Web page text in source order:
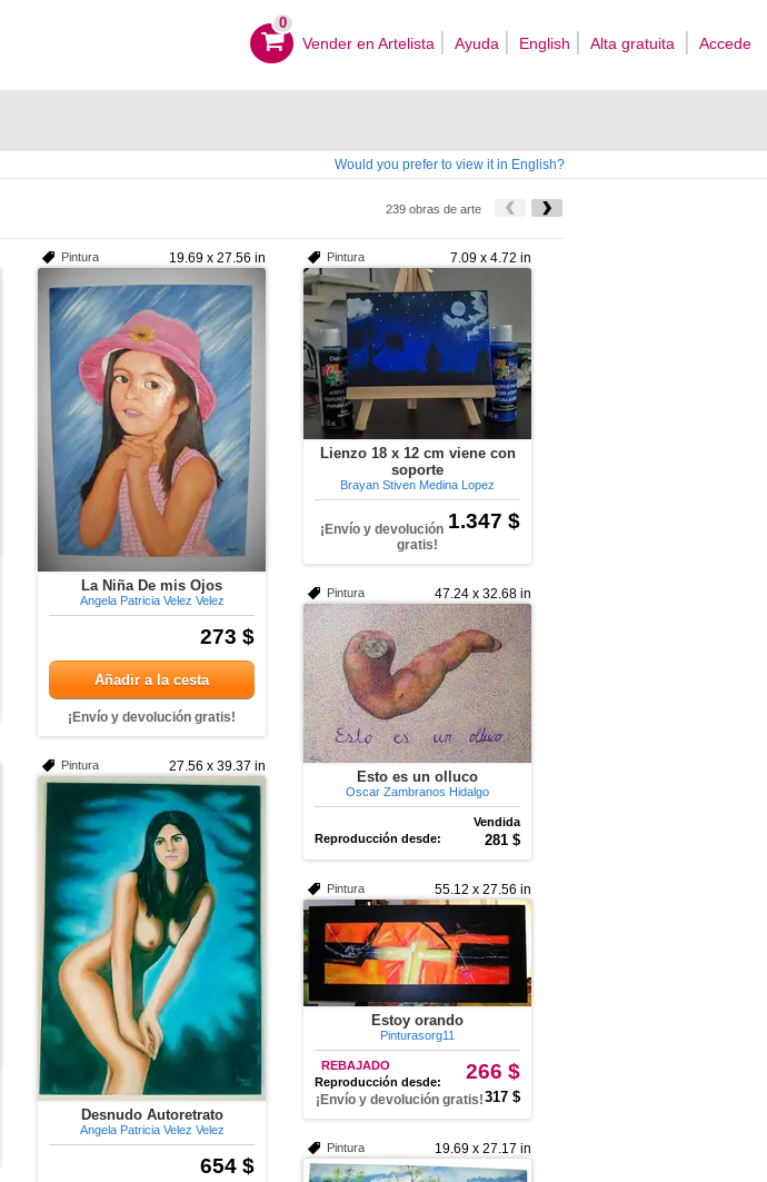
0
Vender en Artelista Ayuda English Alta gratuita Accede
Would you prefer to view it in English?
239 obras de arte
19.69 x 27.56 in
Pintura
La Niña De mis Ojos
Angela Patricia Velez Velez
273 $
Añadir a la cesta
¡Envío y devolución gratis!
7.09 x 4.72 in
Pintura
Lienzo 18 x 12 cm viene con
soporte
Brayan Stiven Medina Lopez
1.347 $
¡Envío y devolución
gratis!
47.24 x 32.68 in
Pintura
Esto es un olluco
Oscar Zambranos Hidalgo
Vendida
Reproducción desde:
281 $
27.56 x 39.37 in
Pintura
Desnudo Autoretrato
Angela Patricia Velez Velez
654 $
55.12 x 27.56 in
Pintura
Estoy orando
Pinturasorg11
266 $
REBAJADO
Reproducción desde:
317 $
¡Envío y devolución gratis!
19.69 x 27.17 in
Pintura